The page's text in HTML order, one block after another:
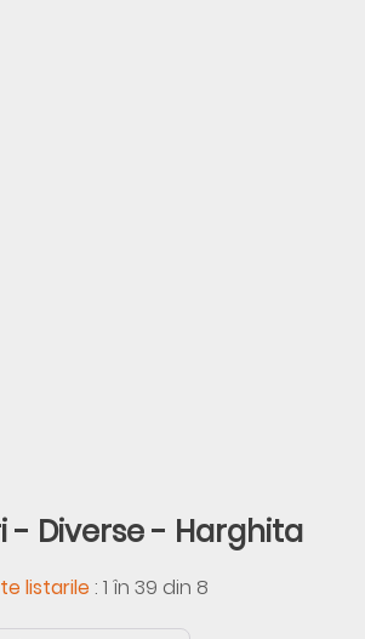
- Diverse - Harghita
listarile :1 în 39 din 8